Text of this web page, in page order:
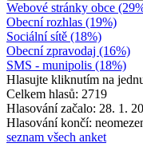
Webové stránky obce
Obecní rozhlas (19%)
Sociální sítě (18%)
Obecní zpravodaj (16%)
SMS - munipolis (18%)
Hlasujte kliknutím na
Celkem hlasů: 2719
Hlasování začalo: 28. 1.
Hlasování končí:
seznam všech anket